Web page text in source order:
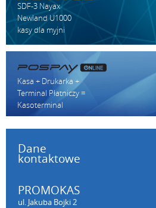
SDF-3 Nayax
Newland U1000
kasy dla myjni
Kasa + Drukarka +
Terminal Płatniczy =
Kasoterminal
Dane
kontaktowe
PROMOKAS
ul. Jakuba Bojki 2